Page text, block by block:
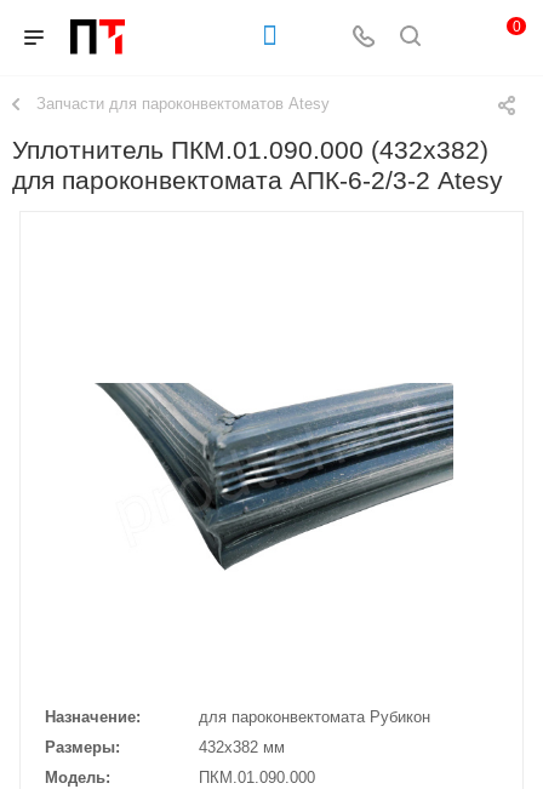
0
Запчасти для пароконвектоматов Atesy
Уплотнитель ПКМ.01.090.000 (432х382)
для пароконвектомата АПК-6-2/3-2 Atesy
Назначение
для пароконвектомата Рубикон
Размеры
432х382 мм
Модель
ПКМ.01.090.000